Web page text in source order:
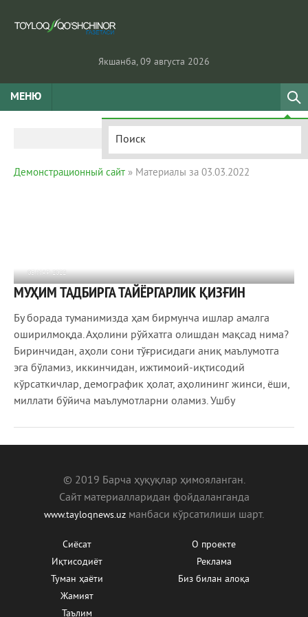
Якшанба, 09 августа 2026
МЕНЮ
Демонстрационный сайт » Материалы за 03.03.2022
03 МАР 2022
819 0
МУҲИМ ТАДБИРГА ТАЙЁРГАРЛИК ҚИЗҒИН
Бу борада туманимизда ҳам бирмунча ишлар амалга
оширилмоқда. Аҳолини рўйхатга олишдан мақсад нима?
Биринчидан, аҳоли сони тўғрисидаги аниқ маълумотга
эга бўламиз, иккинчидан, ижтимоий-иқтисодий
кўрсаткичлар, демографик ҳолат, аҳолининг жинси, ёши,
миллати бўйича маълумотларни оламиз. Ушбу
© 2019 Барча ҳуқуқлар ҳимояланган.
Сайт материалларидан фойдаланганда
www.tayloqnews.uz манбаcи кўрсатилиши шарт.
Сиёсат
Иқтисодиёт
Туман ҳаёти
Жамият
Таълим
О проекте
Реклама
Биз билан алоқа